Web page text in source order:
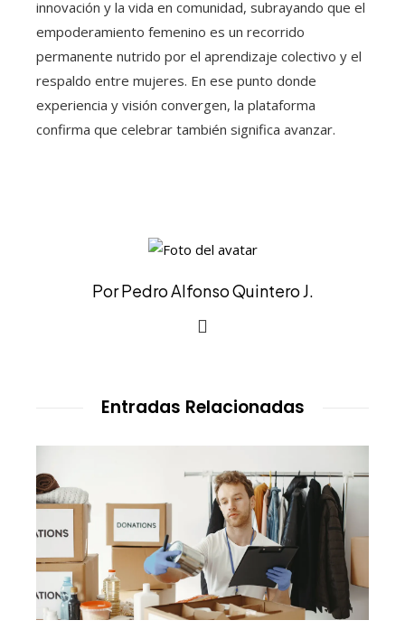
innovación y la vida en comunidad, subrayando que el
empoderamiento femenino es un recorrido
permanente nutrido por el aprendizaje colectivo y el
respaldo entre mujeres. En ese punto donde
experiencia y visión convergen, la plataforma
confirma que celebrar también significa avanzar.
Por Pedro Alfonso Quintero J.
Entradas Relacionadas